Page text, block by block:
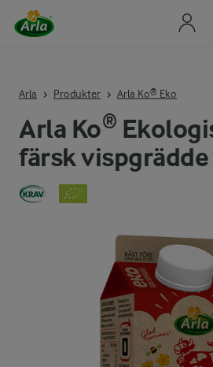
Arla Produkter Arla Ko® Eko
Arla Ko®
färsk vispgrädde